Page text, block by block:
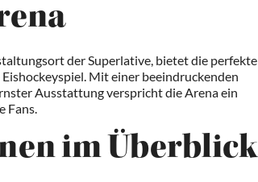
der Superlative, bietet die perfekte
Mit einer beeindruckenden
Ausstattung verspricht die Arena ein
Fans.
im Überblick